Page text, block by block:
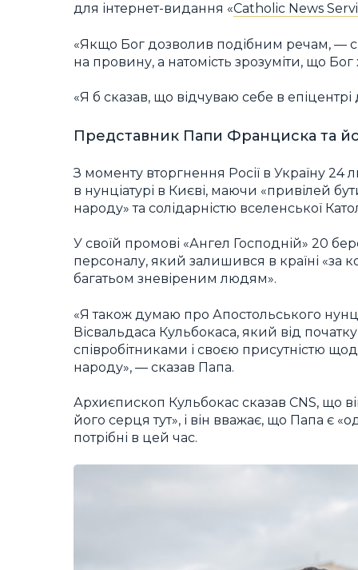
для інтернет-видання «Catholic News
«Якщо Бог дозволив подібним речам, —
на провину, а натомість зрозуміти, що
«Я б сказав, що відчуваю себе в
Представник Папи Франциска та
З моменту вторгнення Росії в Україну
в нунціатурі в Києві, маючи «привілей
народу» та солідарністю вселенської
У своїй промові «Ангел Господній» 20
персоналу, який залишився в країні «за
багатьом зневіреним людям».
«Я також думаю про Апостольського
Вісвальдаса Кульбокаса, який від
співробітниками і своєю присутністю
народу», — сказав Папа.
Архиєпископ Кульбокас сказав CNS, що
його серця тут», і він вважає, що Папа є
потрібні в цей час.